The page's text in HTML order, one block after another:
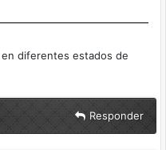
en diferentes estados de
Responder